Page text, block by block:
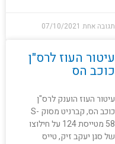
תגובה אחת 07/10/2021
עיטור העוז לרס"ן
כוכב הס
עיטור העוז הוענק לרס"ן
כוכב הס, קברניט מסוק S-
58 מטייסת 124 על חילוצו
של סגן יעקב זיק, טייס